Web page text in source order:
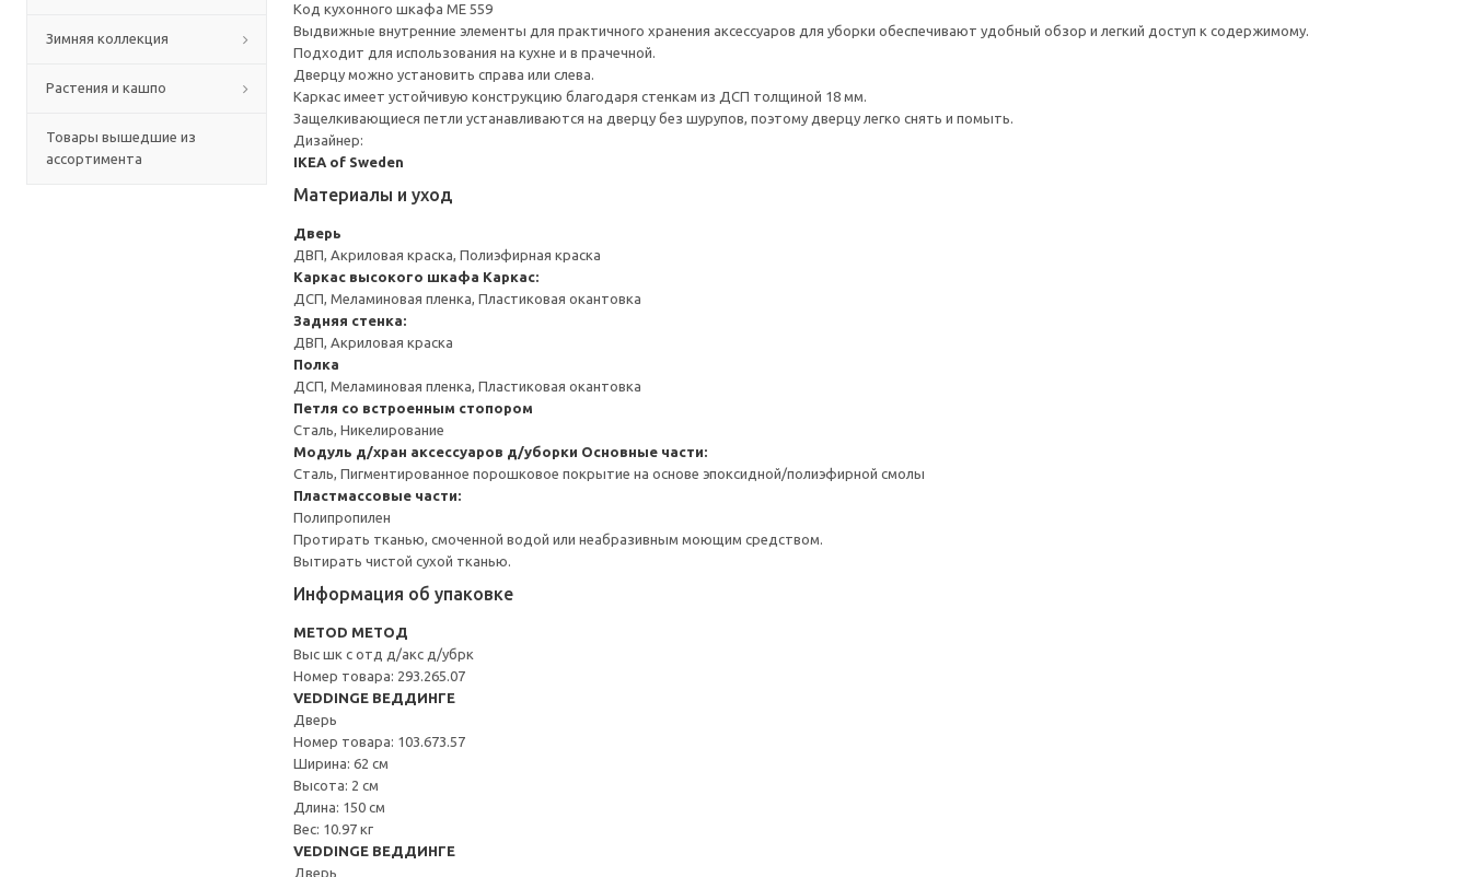
Зимняя коллекция
Растения и кашпо
Товары вышедшие из
ассортимента
Код кухонного шкафа ME 559
Выдвижные внутренние элементы для практичного хранения аксессуаров для уборки обеспечивают удобный обзор и легкий доступ к содержимому.
Подходит для использования на кухне и в прачечной.
Дверцу можно установить справа или слева.
Каркас имеет устойчивую конструкцию благодаря стенкам из ДСП толщиной 18 мм.
Защелкивающиеся петли устанавливаются на дверцу без шурупов, поэтому дверцу легко снять и помыть.
Дизайнер:
IKEA of Sweden
Материалы и уход
Дверь
ДВП, Акриловая краска, Полиэфирная краска
Каркас высокого шкафа Каркас:
ДСП, Меламиновая пленка, Пластиковая окантовка
Задняя стенка:
ДВП, Акриловая краска
Полка
ДСП, Меламиновая пленка, Пластиковая окантовка
Петля со встроенным стопором
Сталь, Никелирование
Модуль д/хран аксессуаров д/уборки Основные части:
Сталь, Пигментированное порошковое покрытие на основе эпоксидной/полиэфирной смолы
Пластмассовые части:
Полипропилен
Протирать тканью, смоченной водой или неабразивным моющим средством.
Вытирать чистой сухой тканью.
Информация об упаковке
METOD МЕТОД
Выс шк с отд д/акс д/убрк
Номер товара: 293.265.07
VEDDINGE ВЕДДИНГЕ
Дверь
Номер товара: 103.673.57
Ширина: 62 см
Высота: 2 см
Длина: 150 см
Вес: 10.97 кг
VEDDINGE ВЕДДИНГЕ
Дверь